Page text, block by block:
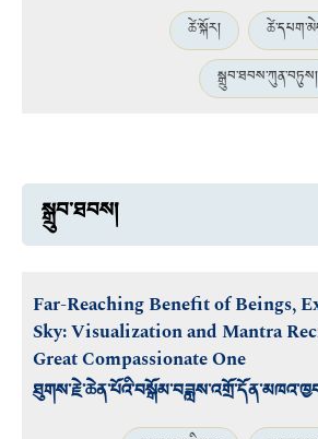
ཚེ་སྐོར།
སྒྲུབ་ཐབས་ཀུན་བཏུས།
སྒྲུབ་ཐབས།
Far-Reaching Benefit of Beings,
Sky: Visualization and Mantra
Great Compassionate One